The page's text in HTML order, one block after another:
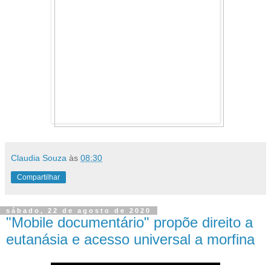
Claudia Souza às 08:30
Compartilhar
sábado, 22 de agosto de 2020
"Mobile documentário" propõe direito a
eutanásia e acesso universal a morfina